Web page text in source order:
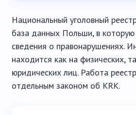
Национальный уголовный
база данных Польши, в которую
сведения о правонарушениях.
находится как на физических,
юридических лиц. Работа
отдельным законом об KRK.